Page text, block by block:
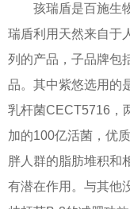
孩瑞盾是百施生物
瑞盾利用天然来自于
列的产品，子品牌包
品。其中紫悠选用的
乳杆菌CECT5716，
加的100亿活菌，优
胖人群的脂肪堆积和
有潜在作用。与其他